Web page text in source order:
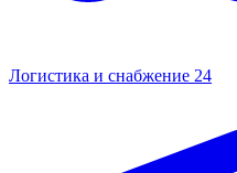
Логистика и снабжение 24